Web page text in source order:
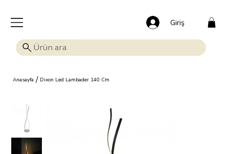
Giriş
Anasayfa / Dixon Led Lambader 140 Cm